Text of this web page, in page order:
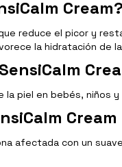
Cream?
reduce el picor y
la hidratación de
la piel en bebés, niños
Cream
afectada con un